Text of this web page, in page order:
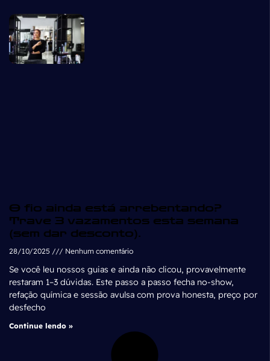
O fio ainda está arrebentando?
Trave 3 vazamentos esta semana
(sem dar desconto).
28/10/2025 Nenhum comentário
Se você leu nossos guias e ainda não clicou, provavelmente
restaram 1–3 dúvidas. Este passo a passo fecha no-show,
refação química e sessão avulsa com prova honesta, preço por
desfecho
Continue lendo »